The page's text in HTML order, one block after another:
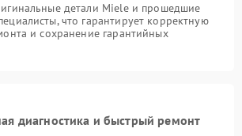
детали Miele и прошедшие
что гарантирует корректную
и сохранение гарантийных
диагностика и быстрый ремонт